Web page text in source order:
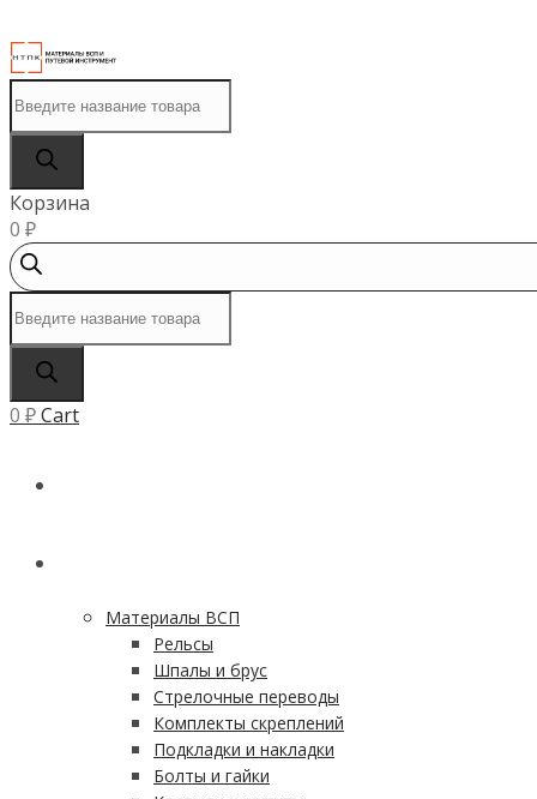
товаров
Корзина
0 ₽
товаров
0 ₽Cart
Материалы ВСП
Рельсы
Шпалы и брус
Стрелочные переводы
Комплекты скреплений
Подкладки и накладки
Болты и гайки